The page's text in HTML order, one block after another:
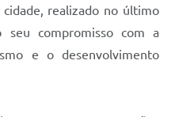
realizado no último
seu compromisso com a
e o desenvolvimento